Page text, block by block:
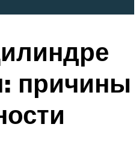
причины